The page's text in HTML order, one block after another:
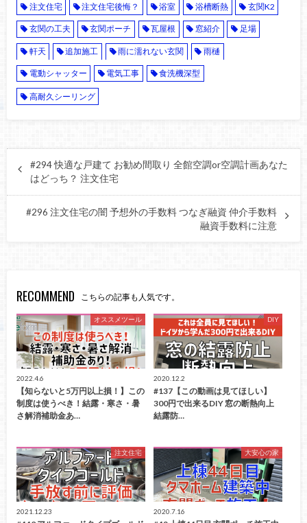
注文住宅 注文住宅後悔？ 浴室 浴槽断熱 玄関K2
玄関の工夫 玄関ポーチ 瓦屋根 窓紹介 足場
軒天 追加施工 雨に濡れない玄関 雨樋
電動シャッター 電気工事 食洗機深型
高耐久シーリング
#294 快適な戸建て お勧め間取り 全館空調or空調計画あなた
はどっち？ 注文住宅
#296 注文住宅の闇 予想外の手数料 つなぎ融資 仲介手数料
融資手数料に注意
RECOMMEND こちらの記事も人気です。
オススメツール
2022.4.6
【知らないと5万円以上損！】この
制度は使うべき！結露・寒さ・暑
さ解消補助金あ…
DIY
2020.12.2
#137【この動画は見てほしい】
300円で出来るDIY 窓の断熱向上
結露防…
注文住宅
2021.12.23
大安心の家
2020.7.16